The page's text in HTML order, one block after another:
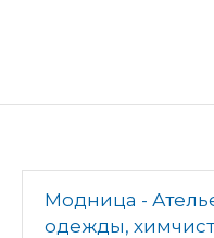
Модница -
одежды,